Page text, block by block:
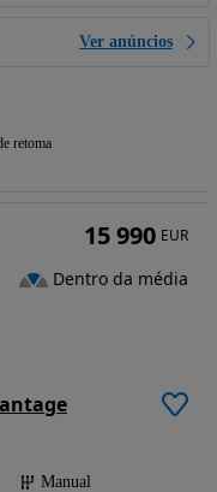
Ver anúncios
retoma
Manual
15 990 EUR
Dentro da média